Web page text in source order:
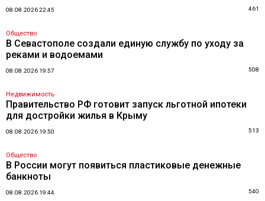
08.08.2026 22:45 461
Общество
В Севастополе создали единую службу по уходу за
реками и водоемами
08.08.2026 19:57 508
Недвижимость
Правительство РФ готовит запуск льготной ипотеки
для достройки жилья в Крыму
08.08.2026 19:50 513
Общество
В России могут появиться пластиковые денежные
банкноты
08.08.2026 19:44 540